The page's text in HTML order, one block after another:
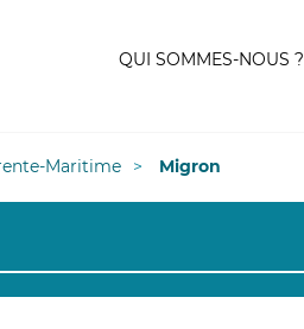
QUI SOMMES-NOUS ?
Maritime Migron